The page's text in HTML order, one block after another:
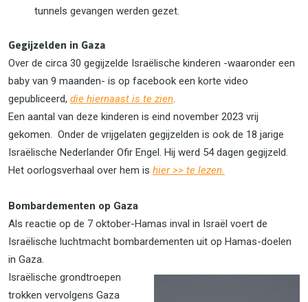
tunnels gevangen werden gezet.
Gegijzelden in Gaza
Over de circa 30 gegijzelde Israëlische kinderen -waaronder een
baby van 9 maanden- is op facebook een korte video
gepubliceerd, die hiernaast is te zien.
Een aantal van deze kinderen is eind november 2023 vrij
gekomen. Onder de vrijgelaten gegijzelden is ook de 18 jarige
Israëlische Nederlander Ofir Engel. Hij werd 54 dagen gegijzeld.
Het oorlogsverhaal over hem is hier >> te lezen.
Bombardementen op Gaza
Als reactie op de 7 oktober-Hamas inval in Israël voert de
Israëlische luchtmacht bombardementen uit op Hamas-doelen
in Gaza.
Israëlische grondtroepen
trokken vervolgens Gaza